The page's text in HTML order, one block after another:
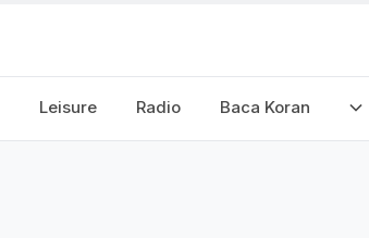
Leisure Radio Baca Koran